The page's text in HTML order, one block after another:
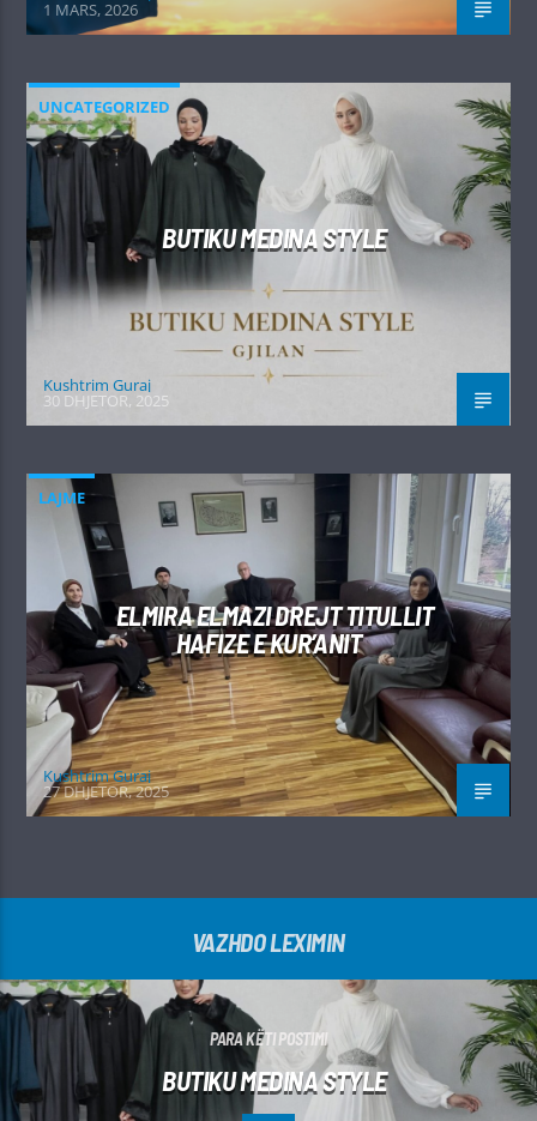
1 MARS, 2026
UNCATEGORIZED
BUTIKU MEDINA STYLE
Kushtrim Guraj
30 DHJETOR, 2025
LAJME
ELMIRA ELMAZI DREJT TITULLIT
HAFIZE E KUR’ANIT
Kushtrim Guraj
27 DHJETOR, 2025
VAZHDO LEXIMIN
PARA KËTI POSTIMI
BUTIKU MEDINA STYLE